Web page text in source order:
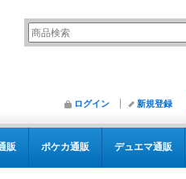
ログイン 新規登録
販 ポケカ通販 デュエマ通販